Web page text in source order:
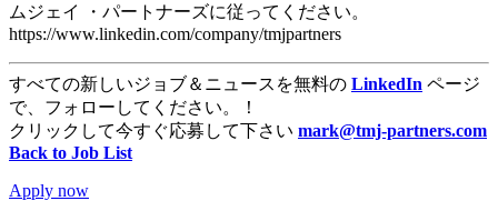
ムジェイ ・パートナーズに従ってください。
https://www.linkedin.com/company/tmjpartners
すべての新しいジョブ＆ニュースを無料の LinkedIn ページ
で、フォローしてください。！
クリックして今すぐ応募して下さい mark@tmj-partners.com
Back to Job List
Apply now